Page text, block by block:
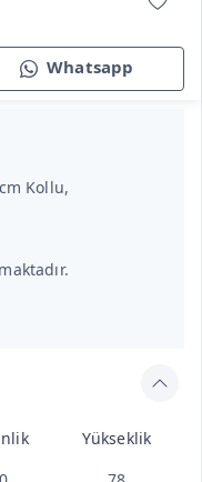
Whatsapp
Kollu,
Yükseklik